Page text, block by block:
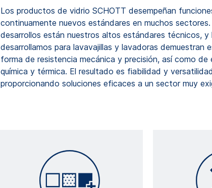
Los productos de vidrio SCHOTT desempeñan
continuamente nuevos estándares en muchos
desarrollos están nuestros altos estándares técnicos, y
desarrollamos para lavavajillas y lavadoras demuestran
forma de resistencia mecánica y precisión, así como de
química y térmica. El resultado es fiabilidad y
proporcionando soluciones eficaces a un sector muy